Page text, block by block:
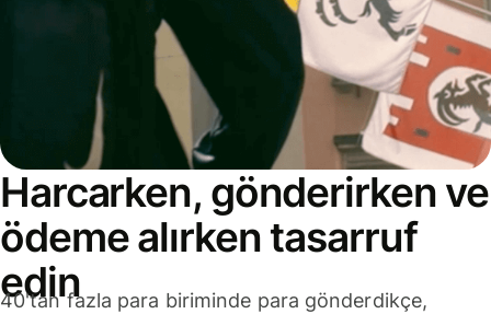
Harcarken, gönderirken ve
ödeme alırken tasarruf
edin
40'tan fazla para biriminde para gönderdikçe,